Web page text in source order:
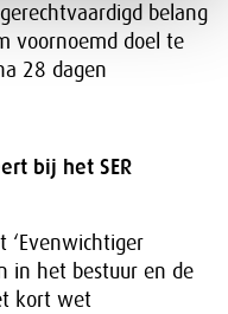
belang
voornoemd doel te
28 dagen
bij het SER
‘Evenwichtiger
in het bestuur en de
kort wet